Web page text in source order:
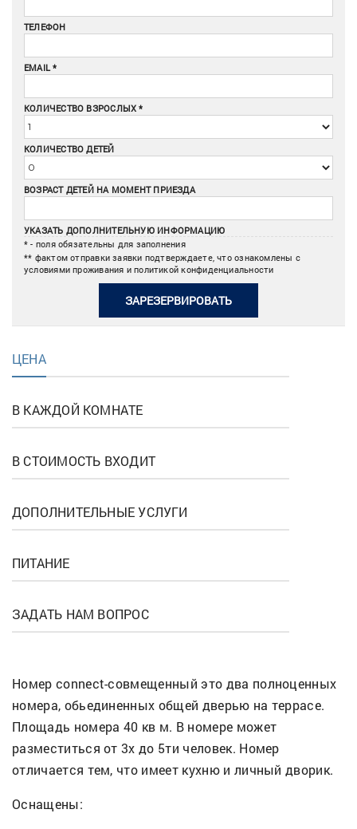
ТЕЛЕФОН
EMAIL
КОЛИЧЕСТВО ВЗРОСЛЫХ
КОЛИЧЕСТВО ДЕТЕЙ
ВОЗРАСТ ДЕТЕЙ НА МОМЕНТ ПРИЕЗДА
УКАЗАТЬ ДОПОЛНИТЕЛЬНУЮ ИНФОРМАЦИЮ
* - поля обязательны для заполнения
** фактом отправки заявки подтверждаете, что ознакомлены с
условиями проживания и политикой конфиденциальности
ЗАРЕЗЕРВИРОВАТЬ
ЦЕНА
В КАЖДОЙ КОМНАТЕ
В СТОИМОСТЬ ВХОДИТ
ДОПОЛНИТЕЛЬНЫЕ УСЛУГИ
ПИТАНИЕ
ЗАДАТЬ НАМ ВОПРОС
Номер connect-совмещенный это два полноценных
номера, обьединенных общей дверью на террасе.
Площадь номера 40 кв м. В номере может
разместиться от 3х до 5ти человек. Номер
отличается тем, что имеет кухню и личный дворик.
Оснащены: